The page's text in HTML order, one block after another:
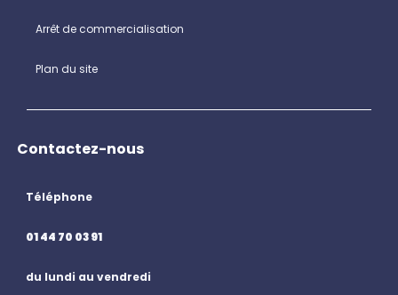
Arrêt de commercialisation
Plan du site
Contactez-nous
Téléphone
01 44 70 03 91
du lundi au vendredi